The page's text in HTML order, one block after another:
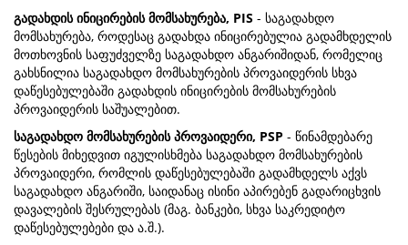
გადახდის ინიცირების მომსახურება, PIS - საგადახდო
მომსახურება, როდესაც გადახდა ინიცირებულია გადამხდელის
მოთხოვნის საფუძველზე საგადახდო ანგარიშიდან, რომელიც
გახსნილია საგადახდო მომსახურების პროვაიდერის სხვა
დაწესებულებაში გადახდის ინიცირების მომსახურების
პროვაიდერის საშუალებით.
საგადახდო მომსახურების პროვაიდერი, PSP - წინამდებარე
წესების მიხედვით იგულისხმება საგადახდო მომსახურების
პროვაიდერი, რომლის დაწესებულებაში გადამხდელს აქვს
საგადახდო ანგარიში, საიდანაც ისინი აპირებენ გადარიცხვის
დავალების შესრულებას (მაგ. ბანკები, სხვა საკრედიტო
დაწესებულებები და ა.შ.).